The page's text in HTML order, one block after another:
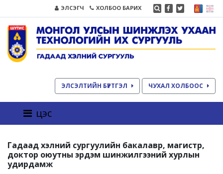
ЭЛСЭГЧ ХОЛБОО БАРИХ
ЭЛСЭЛТИЙН БҮРТГЭЛ ЧУХАЛ ХОЛБООС
цэс
Гадаад хэлний сургуулийн бакалавр, магистр,
доктор оюутны эрдэм шинжилгээний хурлын
удирдамж